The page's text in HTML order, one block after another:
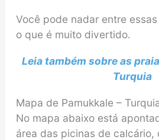
Você pode nadar entre
o que é muito divertido.
Leia também sobre as
Turquia
Mapa de Pamukkale –
No mapa abaixo está
área das picinas de calcário,